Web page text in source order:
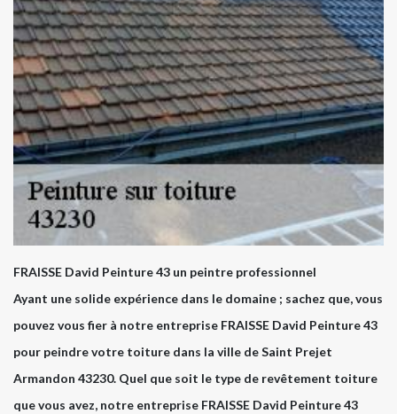
FRAISSE David Peinture 43 un peintre professionnel
Ayant une solide expérience dans le domaine ; sachez que, vous
pouvez vous fier à notre entreprise FRAISSE David Peinture 43
pour peindre votre toiture dans la ville de Saint Prejet
Armandon 43230. Quel que soit le type de revêtement toiture
que vous avez, notre entreprise FRAISSE David Peinture 43